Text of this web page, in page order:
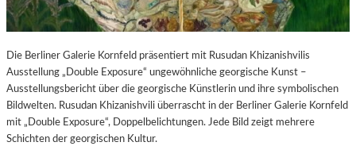
Die Berliner Galerie Kornfeld präsentiert mit Rusudan Khizanishvilis
Ausstellung „Double Exposure“ ungewöhnliche georgische Kunst –
Ausstellungsbericht über die georgische Künstlerin und ihre symbolischen
Bildwelten. Rusudan Khizanishvili überrascht in der Berliner Galerie Kornfeld
mit „Double Exposure“, Doppelbelichtungen. Jede Bild zeigt mehrere
Schichten der georgischen Kultur.